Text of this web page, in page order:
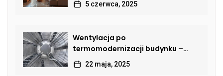
5 czerwca, 2025
Wentylacja po
termomodernizacji budynku –
jak przywrócić sprawną wymianę
powietrza?
22 maja, 2025